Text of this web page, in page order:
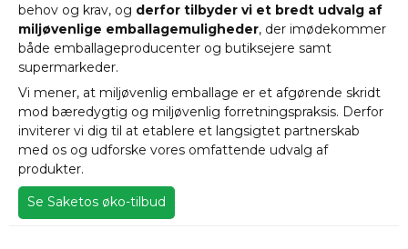
behov og krav, og derfor tilbyder vi et bredt udvalg af
miljøvenlige emballagemuligheder, der imødekommer
både emballageproducenter og butiksejere samt
supermarkeder.
Vi mener, at miljøvenlig emballage er et afgørende skridt
mod bæredygtig og miljøvenlig forretningspraksis. Derfor
inviterer vi dig til at etablere et langsigtet partnerskab
med os og udforske vores omfattende udvalg af
produkter.
Se Saketos øko-tilbud